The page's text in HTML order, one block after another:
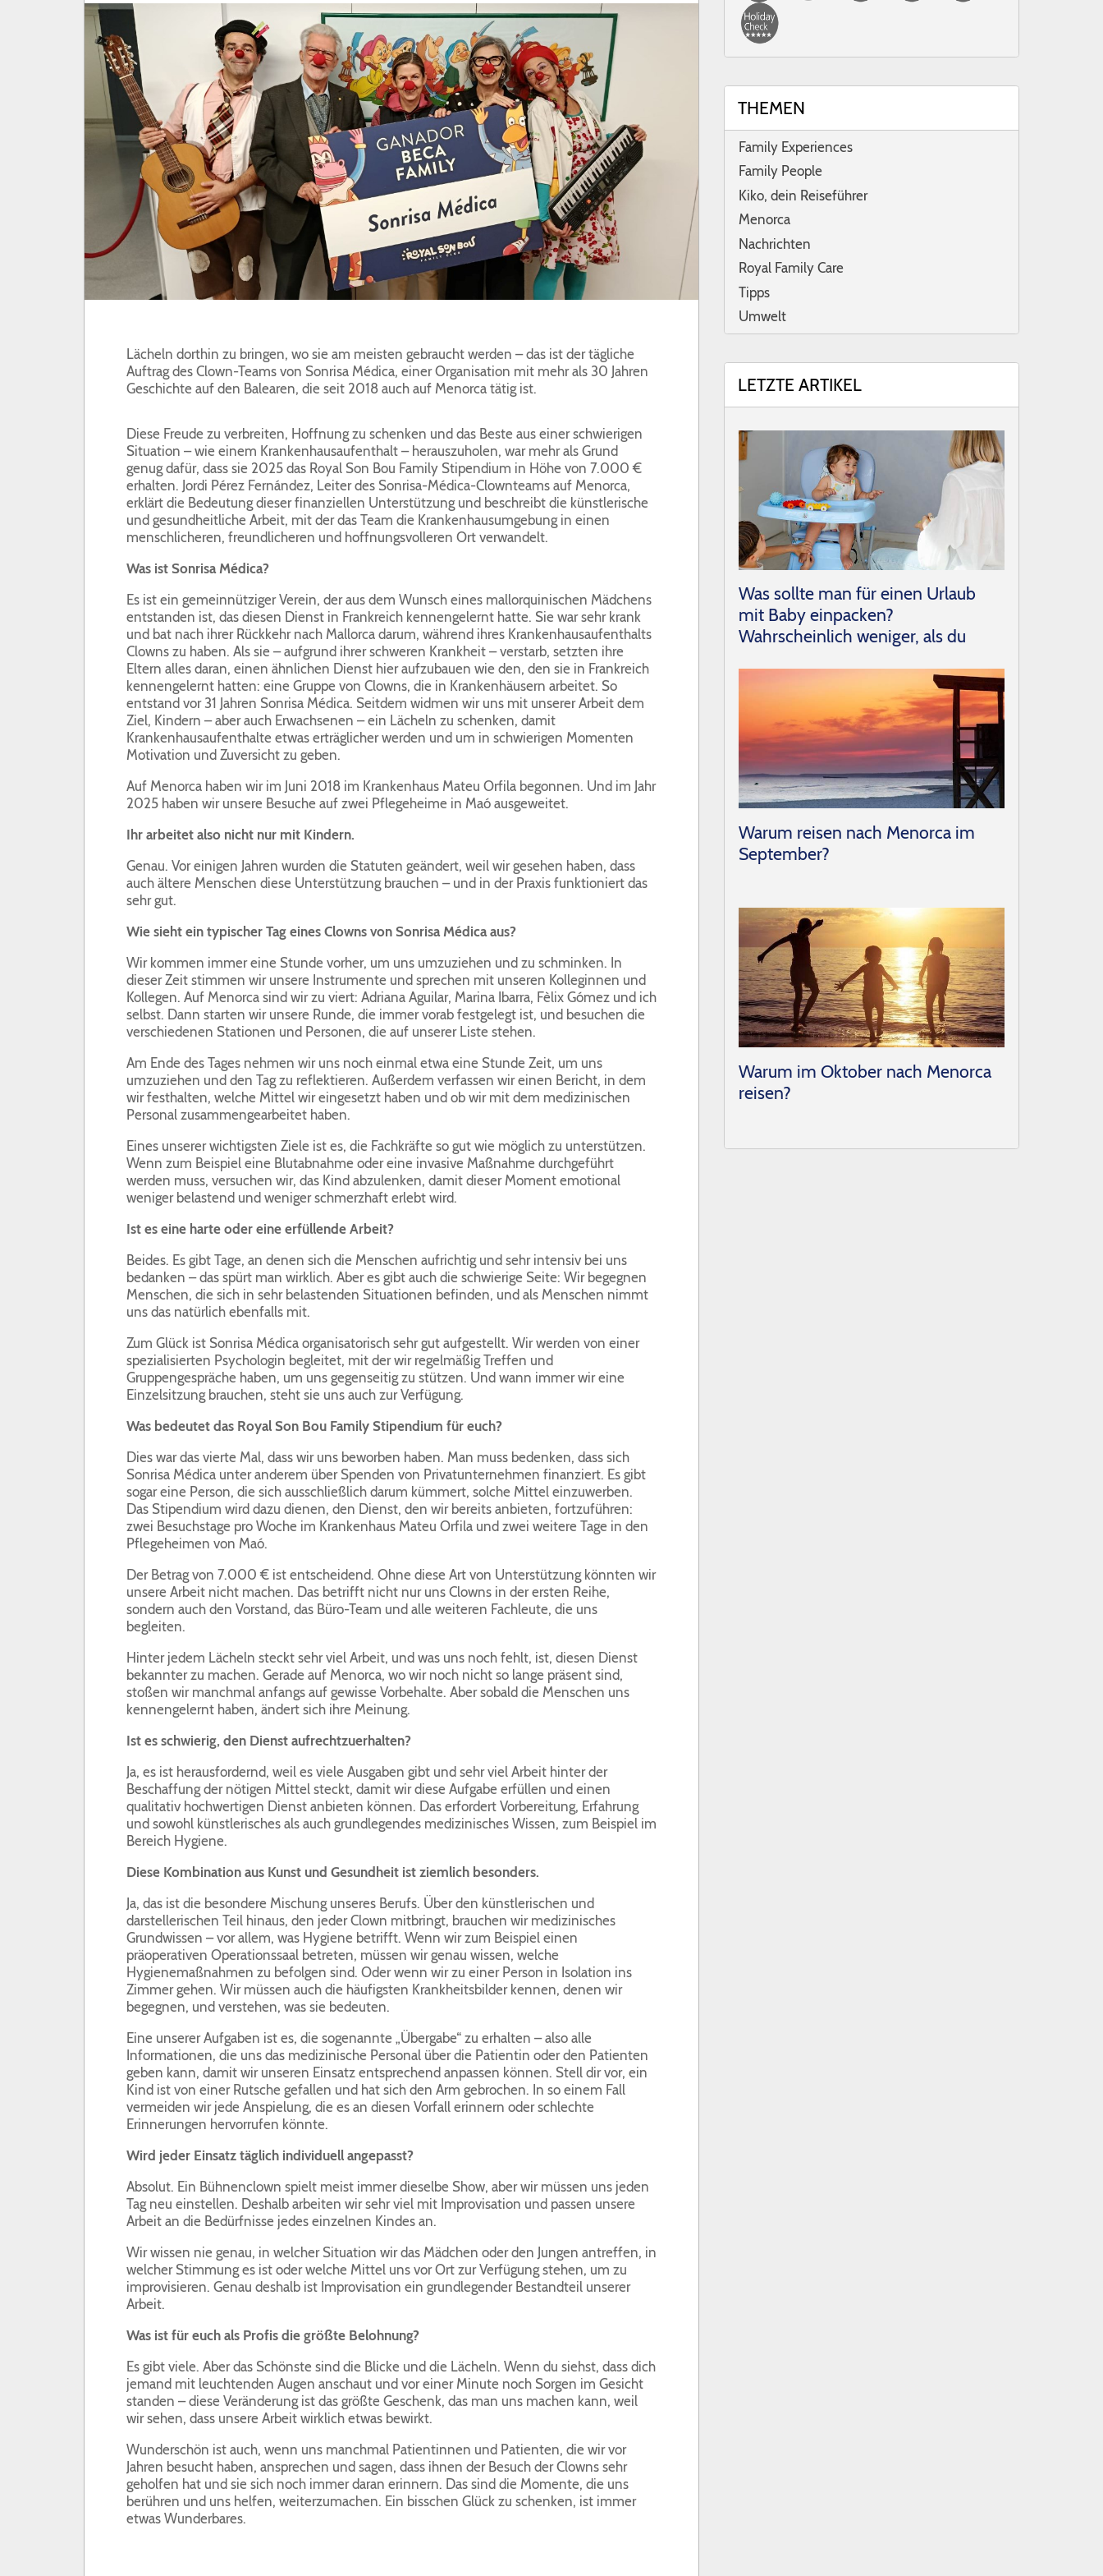
BLOG
GESELLSCHAFTLICHE VERANTWORTUNG
KUNDENDIENST
SON BOU
PROFESSIONELLE
Lächeln dorthin zu bringen, wo sie am meisten gebraucht werden – das ist der tägliche
Auftrag des Clown-Teams von Sonrisa Médica, einer Organisation mit mehr als 30 Jahren
Geschichte auf den Balearen, die seit 2018 auch auf Menorca tätig ist.
Diese Freude zu verbreiten, Hoffnung zu schenken und das Beste aus einer schwierigen
Situation – wie einem Krankenhausaufenthalt – herauszuholen, war mehr als Grund
genug dafür, dass sie 2025 das Royal Son Bou Family Stipendium in Höhe von 7.000 €
erhalten. Jordi Pérez Fernández, Leiter des Sonrisa-Médica-Clownteams auf Menorca,
erklärt die Bedeutung dieser finanziellen Unterstützung und beschreibt die künstlerische
und gesundheitliche Arbeit, mit der das Team die Krankenhausumgebung in einen
menschlicheren, freundlicheren und hoffnungsvolleren Ort verwandelt.
Was ist Sonrisa Médica?
Es ist ein gemeinnütziger Verein, der aus dem Wunsch eines mallorquinischen Mädchens
entstanden ist, das diesen Dienst in Frankreich kennengelernt hatte. Sie war sehr krank
und bat nach ihrer Rückkehr nach Mallorca darum, während ihres Krankenhausaufenthalts
Clowns zu haben. Als sie – aufgrund ihrer schweren Krankheit – verstarb, setzten ihre
Eltern alles daran, einen ähnlichen Dienst hier aufzubauen wie den, den sie in Frankreich
kennengelernt hatten: eine Gruppe von Clowns, die in Krankenhäusern arbeitet. So
entstand vor 31 Jahren Sonrisa Médica. Seitdem widmen wir uns mit unserer Arbeit dem
Ziel, Kindern – aber auch Erwachsenen – ein Lächeln zu schenken, damit
Krankenhausaufenthalte etwas erträglicher werden und um in schwierigen Momenten
Motivation und Zuversicht zu geben.
Auf Menorca haben wir im Juni 2018 im Krankenhaus Mateu Orfila begonnen. Und im Jahr
2025 haben wir unsere Besuche auf zwei Pflegeheime in Maó ausgeweitet.
Ihr arbeitet also nicht nur mit Kindern.
Genau. Vor einigen Jahren wurden die Statuten geändert, weil wir gesehen haben, dass
auch ältere Menschen diese Unterstützung brauchen – und in der Praxis funktioniert das
sehr gut.
Wie sieht ein typischer Tag eines Clowns von Sonrisa Médica aus?
Wir kommen immer eine Stunde vorher, um uns umzuziehen und zu schminken. In
dieser Zeit stimmen wir unsere Instrumente und sprechen mit unseren Kolleginnen und
Kollegen. Auf Menorca sind wir zu viert: Adriana Aguilar, Marina Ibarra, Fèlix Gómez und ich
selbst. Dann starten wir unsere Runde, die immer vorab festgelegt ist, und besuchen die
verschiedenen Stationen und Personen, die auf unserer Liste stehen.
Am Ende des Tages nehmen wir uns noch einmal etwa eine Stunde Zeit, um uns
umzuziehen und den Tag zu reflektieren. Außerdem verfassen wir einen Bericht, in dem
wir festhalten, welche Mittel wir eingesetzt haben und ob wir mit dem medizinischen
Personal zusammengearbeitet haben.
Eines unserer wichtigsten Ziele ist es, die Fachkräfte so gut wie möglich zu unterstützen.
Wenn zum Beispiel eine Blutabnahme oder eine invasive Maßnahme durchgeführt
werden muss, versuchen wir, das Kind abzulenken, damit dieser Moment emotional
weniger belastend und weniger schmerzhaft erlebt wird.
Ist es eine harte oder eine erfüllende Arbeit?
Beides. Es gibt Tage, an denen sich die Menschen aufrichtig und sehr intensiv bei uns
bedanken – das spürt man wirklich. Aber es gibt auch die schwierige Seite: Wir begegnen
Menschen, die sich in sehr belastenden Situationen befinden, und als Menschen nimmt
uns das natürlich ebenfalls mit.
Zum Glück ist Sonrisa Médica organisatorisch sehr gut aufgestellt. Wir werden von einer
spezialisierten Psychologin begleitet, mit der wir regelmäßig Treffen und
Gruppengespräche haben, um uns gegenseitig zu stützen. Und wann immer wir eine
Einzelsitzung brauchen, steht sie uns auch zur Verfügung.
Was bedeutet das Royal Son Bou Family Stipendium für euch?
Dies war das vierte Mal, dass wir uns beworben haben. Man muss bedenken, dass sich
Sonrisa Médica unter anderem über Spenden von Privatunternehmen finanziert. Es gibt
sogar eine Person, die sich ausschließlich darum kümmert, solche Mittel einzuwerben.
Das Stipendium wird dazu dienen, den Dienst, den wir bereits anbieten, fortzuführen:
zwei Besuchstage pro Woche im Krankenhaus Mateu Orfila und zwei weitere Tage in den
Pflegeheimen von Maó.
Der Betrag von 7.000 € ist entscheidend. Ohne diese Art von Unterstützung könnten wir
unsere Arbeit nicht machen. Das betrifft nicht nur uns Clowns in der ersten Reihe,
sondern auch den Vorstand, das Büro-Team und alle weiteren Fachleute, die uns
begleiten.
Hinter jedem Lächeln steckt sehr viel Arbeit, und was uns noch fehlt, ist, diesen Dienst
bekannter zu machen. Gerade auf Menorca, wo wir noch nicht so lange präsent sind,
stoßen wir manchmal anfangs auf gewisse Vorbehalte. Aber sobald die Menschen uns
kennengelernt haben, ändert sich ihre Meinung.
Ist es schwierig, den Dienst aufrechtzuerhalten?
Ja, es ist herausfordernd, weil es viele Ausgaben gibt und sehr viel Arbeit hinter der
Beschaffung der nötigen Mittel steckt, damit wir diese Aufgabe erfüllen und einen
qualitativ hochwertigen Dienst anbieten können. Das erfordert Vorbereitung, Erfahrung
und sowohl künstlerisches als auch grundlegendes medizinisches Wissen, zum Beispiel im
Bereich Hygiene.
Diese Kombination aus Kunst und Gesundheit ist ziemlich besonders.
Ja, das ist die besondere Mischung unseres Berufs. Über den künstlerischen und
darstellerischen Teil hinaus, den jeder Clown mitbringt, brauchen wir medizinisches
Grundwissen – vor allem, was Hygiene betrifft. Wenn wir zum Beispiel einen
präoperativen Operationssaal betreten, müssen wir genau wissen, welche
Hygienemaßnahmen zu befolgen sind. Oder wenn wir zu einer Person in Isolation ins
Zimmer gehen. Wir müssen auch die häufigsten Krankheitsbilder kennen, denen wir
begegnen, und verstehen, was sie bedeuten.
Eine unserer Aufgaben ist es, die sogenannte „Übergabe“ zu erhalten – also alle
Informationen, die uns das medizinische Personal über die Patientin oder den Patienten
geben kann, damit wir unseren Einsatz entsprechend anpassen können. Stell dir vor, ein
Kind ist von einer Rutsche gefallen und hat sich den Arm gebrochen. In so einem Fall
vermeiden wir jede Anspielung, die es an diesen Vorfall erinnern oder schlechte
Erinnerungen hervorrufen könnte.
Wird jeder Einsatz täglich individuell angepasst?
Absolut. Ein Bühnenclown spielt meist immer dieselbe Show, aber wir müssen uns jeden
Tag neu einstellen. Deshalb arbeiten wir sehr viel mit Improvisation und passen unsere
Arbeit an die Bedürfnisse jedes einzelnen Kindes an.
Wir wissen nie genau, in welcher Situation wir das Mädchen oder den Jungen antreffen, in
welcher Stimmung es ist oder welche Mittel uns vor Ort zur Verfügung stehen, um zu
improvisieren. Genau deshalb ist Improvisation ein grundlegender Bestandteil unserer
Arbeit.
Was ist für euch als Profis die größte Belohnung?
Es gibt viele. Aber das Schönste sind die Blicke und die Lächeln. Wenn du siehst, dass dich
jemand mit leuchtenden Augen anschaut und vor einer Minute noch Sorgen im Gesicht
standen – diese Veränderung ist das größte Geschenk, das man uns machen kann, weil
wir sehen, dass unsere Arbeit wirklich etwas bewirkt.
Wunderschön ist auch, wenn uns manchmal Patientinnen und Patienten, die wir vor
Jahren besucht haben, ansprechen und sagen, dass ihnen der Besuch der Clowns sehr
geholfen hat und sie sich noch immer daran erinnern. Das sind die Momente, die uns
berühren und uns helfen, weiterzumachen. Ein bisschen Glück zu schenken, ist immer
etwas Wunderbares.
THEMEN
Family Experiences
Family People
Kiko, dein Reiseführer
Menorca
Nachrichten
Royal Family Care
Tipps
Umwelt
LETZTE ARTIKEL
Was sollte man für einen Urlaub
mit Baby einpacken?
Wahrscheinlich weniger, als du
Warum reisen nach Menorca im
September?
​Warum im Oktober nach Menorca
reisen?